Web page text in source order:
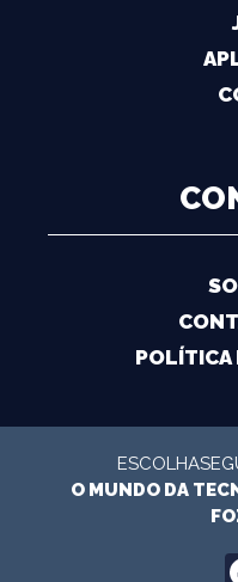
POLÍTICA
O MUNDO DA